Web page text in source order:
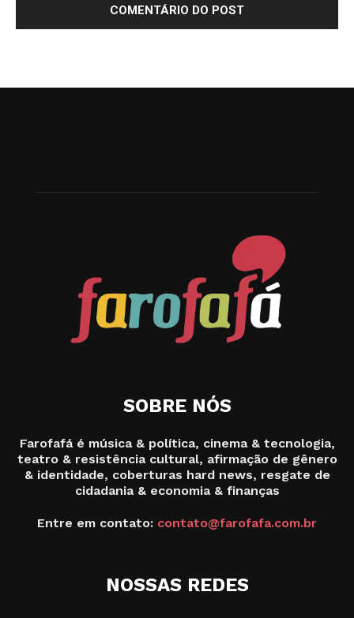
SOBRE NÓS
Farofafá é música & política, cinema & tecnologia,
teatro & resistência cultural, afirmação de gênero
& identidade, coberturas hard news, resgate de
cidadania & economia & finanças
Entre em contato: contato@farofafa.com.br
NOSSAS REDES